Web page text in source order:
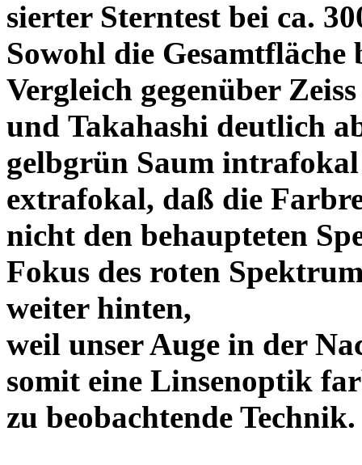
sierter Sterntest bei ca.
Sowohl die
Vergleich gegenüber Zeiss
und Takahashi deutlich
gelbgrün Saum
extrafokal, daß die
nicht den behaupteten
Fokus des roten
weiter hinten,
weil unser Auge in der
somit eine Linsenoptik
zu beobachtende